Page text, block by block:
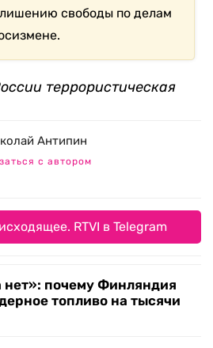
свободы по делам
террористическая
Антипин
с автором
RTVI в Telegram
нет»: почему Финляндия
топливо на тысячи